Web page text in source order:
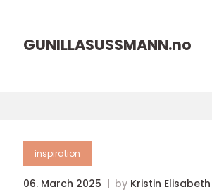
GUNILLASUSSMANN.no
inspiration
06. March 2025 by Kristin